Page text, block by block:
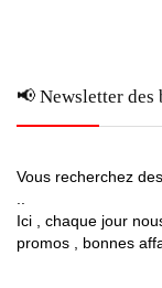
📢 Newsletter des
Vous recherchez
Ici , chaque jour
promos , bonnes